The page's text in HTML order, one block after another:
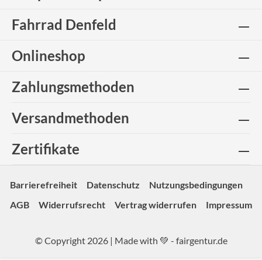
Fahrrad Denfeld
Onlineshop
Zahlungsmethoden
Versandmethoden
Zertifikate
Barrierefreiheit Datenschutz
Nutzungsbedingungen
AGB
Widerrufsrecht Vertrag widerrufen Impressum
© Copyright 2026 | Made with 💚 - fairgentur.de